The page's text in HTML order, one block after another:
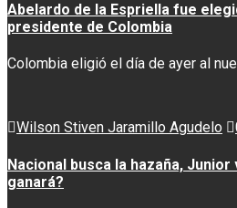
Abelardo de la Espriella fue
presidente de Colombia
Colombia eligió el día de ayer al
Wilson Stiven Jaramillo Agudelo
Nacional busca la hazaña,
ganará?